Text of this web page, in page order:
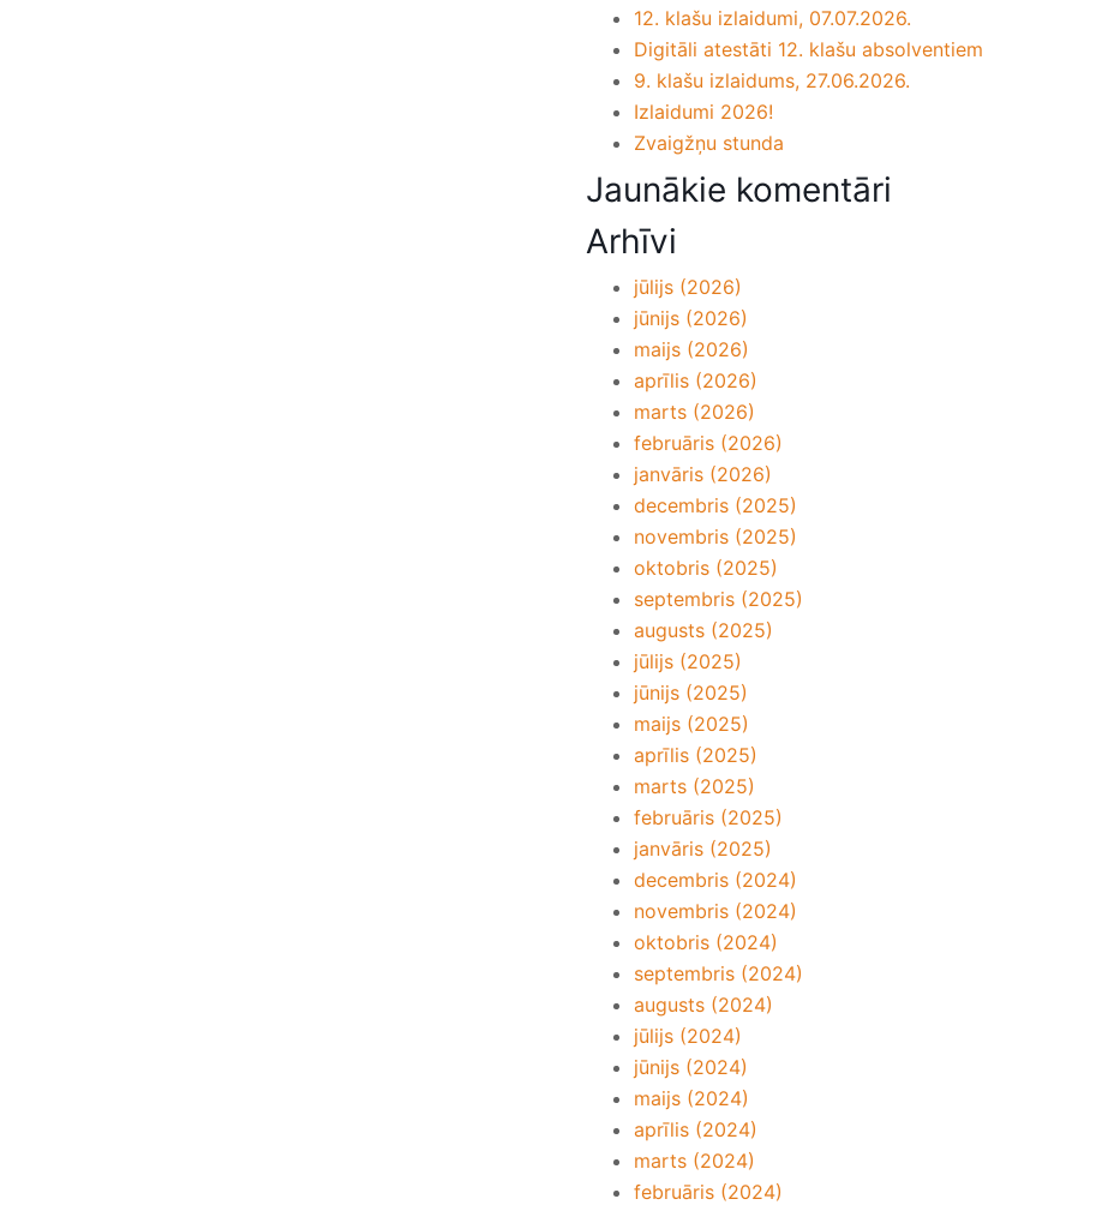
12. klašu izlaidumi, 07.07.2026.
Digitāli atestāti 12. klašu absolventiem
9. klašu izlaidums, 27.06.2026.
Izlaidumi 2026!
Zvaigžņu stunda
Jaunākie komentāri
Arhīvi
jūlijs (2026)
jūnijs (2026)
maijs (2026)
aprīlis (2026)
marts (2026)
februāris (2026)
janvāris (2026)
decembris (2025)
novembris (2025)
oktobris (2025)
septembris (2025)
augusts (2025)
jūlijs (2025)
jūnijs (2025)
maijs (2025)
aprīlis (2025)
marts (2025)
februāris (2025)
janvāris (2025)
decembris (2024)
novembris (2024)
oktobris (2024)
septembris (2024)
augusts (2024)
jūlijs (2024)
jūnijs (2024)
maijs (2024)
aprīlis (2024)
marts (2024)
februāris (2024)